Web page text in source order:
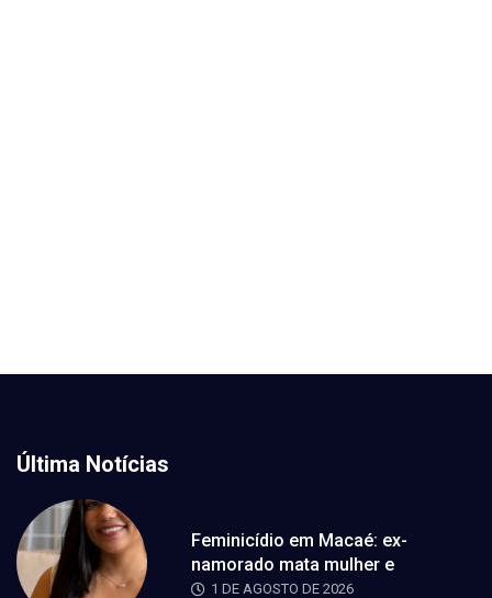
Última Notícias
Feminicídio em Macaé: ex-
namorado mata mulher e
1 DE AGOSTO DE 2026